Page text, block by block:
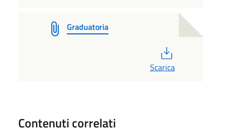
Graduatoria
Scarica
Contenuti correlati